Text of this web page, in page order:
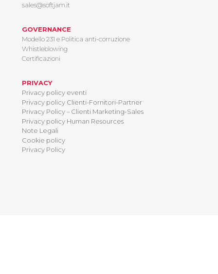
sales@softjam.it
GOVERNANCE
Modello 231 e Politica anti-corruzione
Whistleblowing
Certificazioni
PRIVACY
Privacy policy eventi
Privacy policy Clienti-Fornitori-Partner
Privacy Policy – Clienti Marketing-Sales
Privacy policy Human Resources
Note Legali
Cookie policy
Privacy Policy